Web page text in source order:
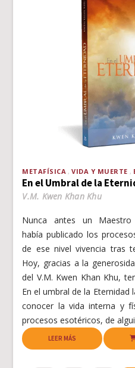
METAFÍSICA VIDA Y MUERTE
En el Umbral de la
V.M. Kwen Khan Khu
Nunca antes un Maestro
había publicado los
de ese nivel vivencia tras
Hoy, gracias a la
del V.M. Kwen Khan Khu,
En el umbral de la
conocer la vida interna y
procesos esotéricos, de
LEER MÁS